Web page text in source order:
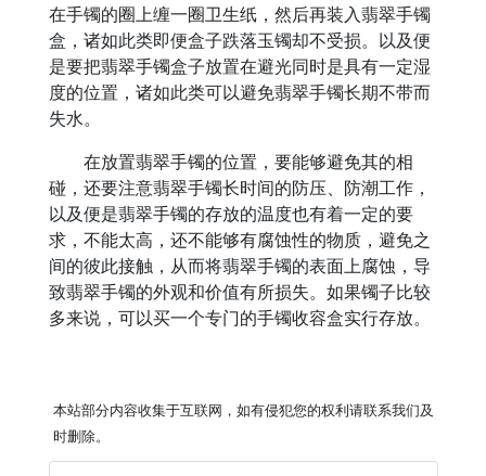
在手镯的圈上缠一圈卫生纸，然后再装入翡翠手镯
盒，诸如此类即便盒子跌落玉镯却不受损。以及便
是要把翡翠手镯盒子放置在避光同时是具有一定湿
度的位置，诸如此类可以避免翡翠手镯长期不带而
失水。
在放置翡翠手镯的位置，要能够避免其的相
碰，还要注意翡翠手镯长时间的防压、防潮工作，
以及便是翡翠手镯的存放的温度也有着一定的要
求，不能太高，还不能够有腐蚀性的物质，避免之
间的彼此接触，从而将翡翠手镯的表面上腐蚀，导
致翡翠手镯的外观和价值有所损失。如果镯子比较
多来说，可以买一个专门的手镯收容盒实行存放。
本站部分内容收集于互联网，如有侵犯您的权利请联系我们及
时删除。